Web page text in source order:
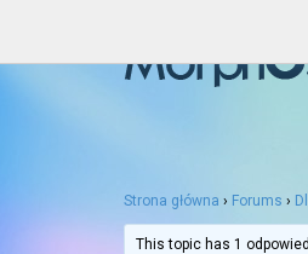
Strona główna › Forums ›
This topic has 1